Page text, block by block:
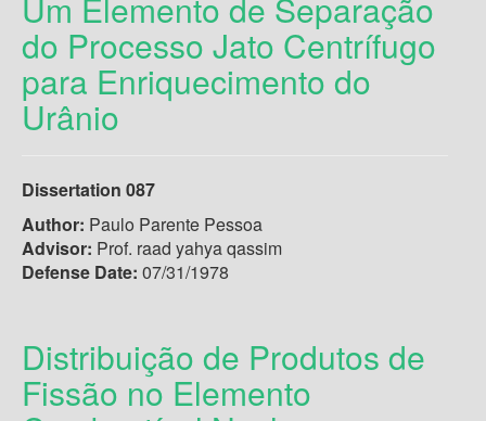
do Processo Jato Centrífugo
para Enriquecimento do
Urânio
Dissertation 087
Author: Paulo Parente Pessoa
Advisor: Prof. raad yahya qassim
Defense Date: 07/31/1978
Distribuição de Produtos de
Fissão no Elemento